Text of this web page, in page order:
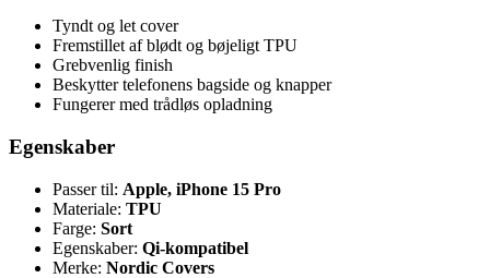
Tyndt og let cover
Fremstillet af blødt og bøjeligt TPU
Grebvenlig finish
Beskytter telefonens bagside og knapper
Fungerer med trådløs opladning
Egenskaber
Passer til: Apple, iPhone 15 Pro
Materiale: TPU
Farge: Sort
Egenskaber: Qi-kompatibel
Merke: Nordic Covers